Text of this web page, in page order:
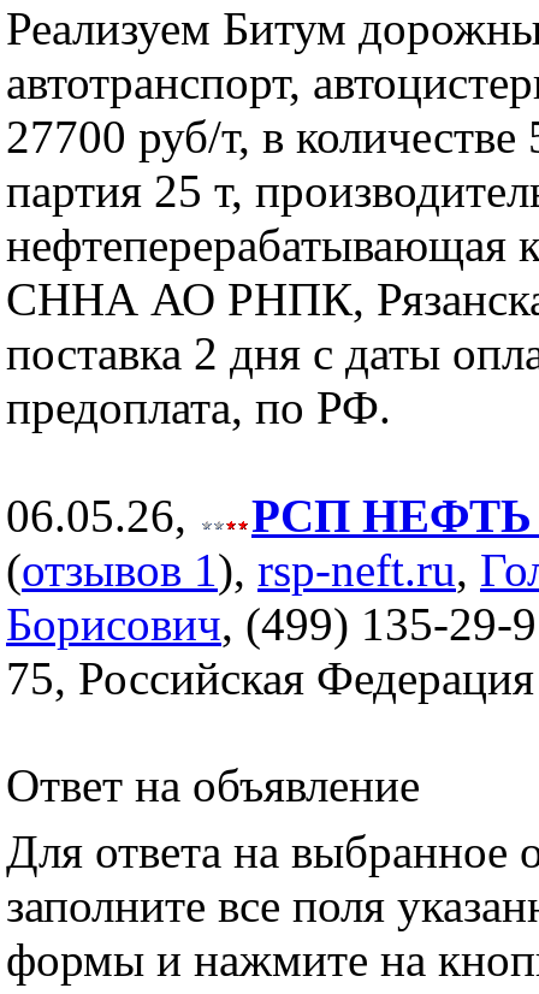
Реализуем Битум
автотранспорт,
27700 руб/т, в
партия 25 т,
нефтеперерабатывающая
СННА АО РНПК,
поставка 2 дня с даты
предоплата, по РФ.
06.05.26,
РСП НЕФТЬ
(отзывов 1), rsp-neft.ru,
Борисович, (499) 135-29-
75, Российская Федерация
Ответ на объявление
Для ответа на выбранное
заполните все поля
формы и нажмите на